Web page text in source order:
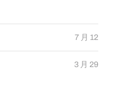
7 月 12
3 月 29